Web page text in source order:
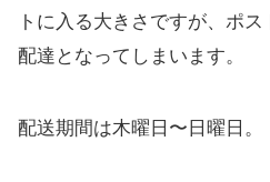
トに入る大きさですが、ポ
配達となってしまいます。
配送期間は木曜日〜日曜日。